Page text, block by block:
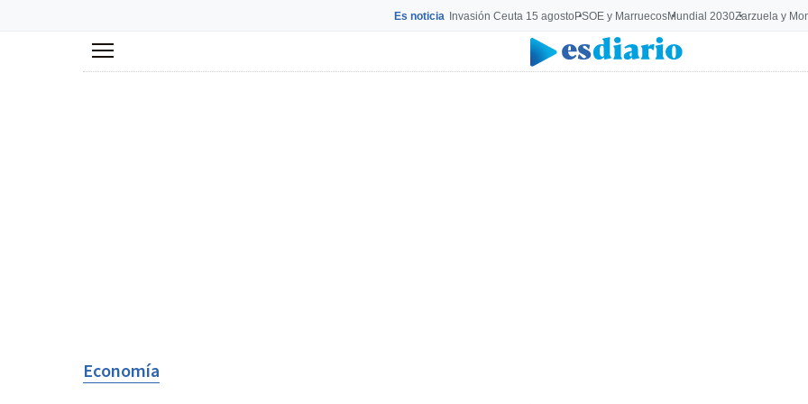
Es noticia Invasión Ceuta 15 agostoPSOE y MarruecosMundial 2030Zarzuela y
Menú
Economía